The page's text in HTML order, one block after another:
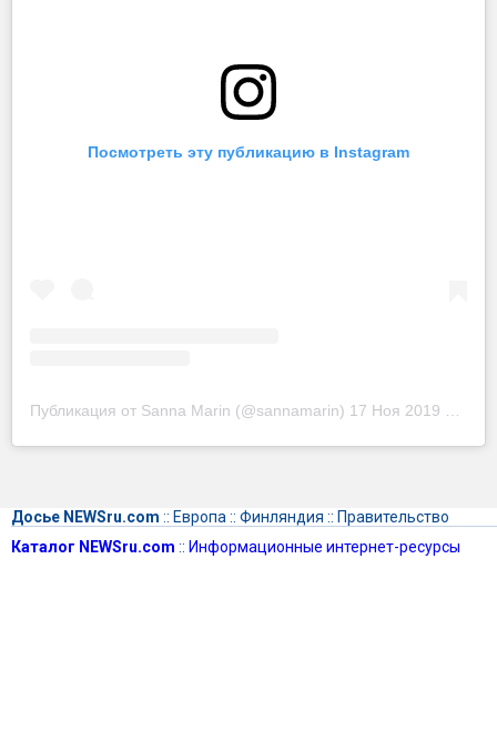
Посмотреть эту публикацию в Instagram
Публикация от Sanna Marin (@sannamarin) 17 Ноя 2019 в 3:27 PST
Досье NEWSru.com :: Европа:: Финляндия :: Правительство
Каталог NEWSru.com :: Информационные интернет-ресурсы